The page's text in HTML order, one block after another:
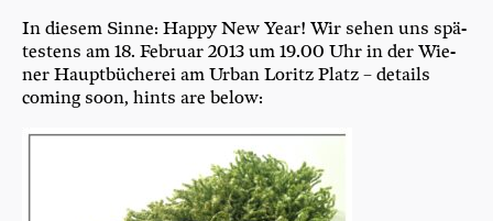
In die­sem Sin­ne: Hap­py New Year! Wir sehen uns spä­
tes­tens am 18. Febru­ar 2013 um 19.00 Uhr in der Wie­
ner Haupt­bü­che­rei am Urban Loritz Platz – details
coming soon, hints are below: